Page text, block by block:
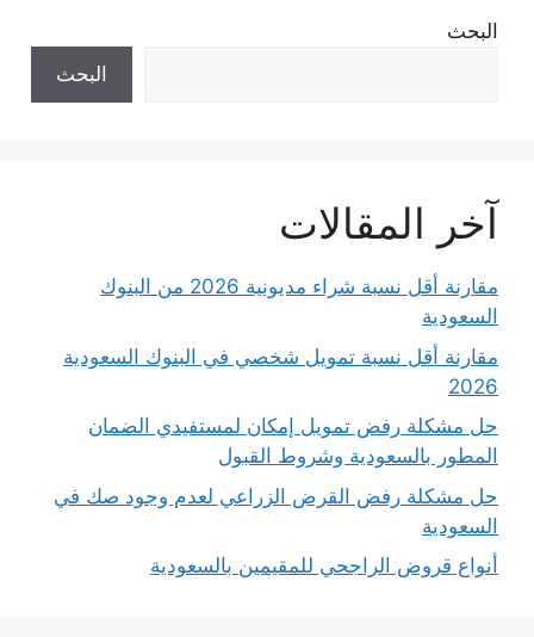
البحث
البحث
آخر المقالات
مقارنة أقل نسبة شراء مديونية 2026 من البنوك
السعودية
مقارنة أقل نسبة تمويل شخصي في البنوك السعودية
2026
حل مشكلة رفض تمويل إمكان لمستفيدي الضمان
المطور بالسعودية وشروط القبول
حل مشكلة رفض القرض الزراعي لعدم وجود صك في
السعودية
أنواع قروض الراجحي للمقيمين بالسعودية